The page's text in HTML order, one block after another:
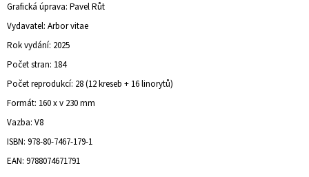
Grafická úprava: Pavel Růt
Vydavatel: Arbor vitae
Rok vydání: 2025
Počet stran: 184
Počet reprodukcí: 28 (12 kreseb + 16 linorytů)
Formát: 160 x v 230 mm
Vazba: V8
ISBN: 978-80-7467-179-1
EAN: 9788074671791
U
J
E
M
E
TOMÁŠ
VLČEK:
VOJTĚCH
PREISSIG
2
100
Kč